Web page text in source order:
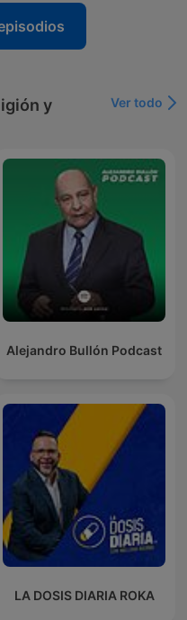
y
Ver todo
Alejandro Bullón Podcast
LA DOSIS DIARIA ROKA